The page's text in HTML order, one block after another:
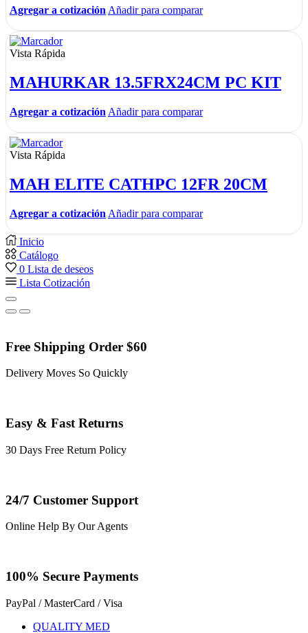
Agregar a cotización Añadir para comparar
Vista Rápida
MAHURKAR 13.5FRX24CM PC KIT
Agregar a cotización Añadir para comparar
Vista Rápida
MAH ELITE CATHPC 12FR 20CM
Agregar a cotización Añadir para comparar
Inicio
Catálogo
0 Lista de deseos
Lista Cotización
Free Shipping Order $60
Delivery Moves So Quickly
Easy & Fast Returns
30 Days Free Return Policy
24/7 Customer Support
Online Help By Our Agents
100% Secure Payments
PayPal / MasterCard / Visa
QUALITY MED